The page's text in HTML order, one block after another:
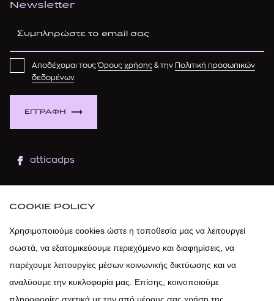
Newsletter
ΕΓΓΡΑΦΗ
Αποδέχομαι τουςΌρους χρήσης & την Πολιτική προσωπικών
δεδομένων.
atticadps
atticadps
COOKIE POLICY
Χρησιμοποιούμε cookies ώστε η τοποθεσία μας να λειτουργεί
σωστά, να εξατομικεύουμε περιεχόμενο και διαφημίσεις, να
παρέχουμε λειτουργίες μέσων κοινωνικής δικτύωσης και να
αναλύουμε την κυκλοφορία μας. Επίσης, κοινοποιούμε